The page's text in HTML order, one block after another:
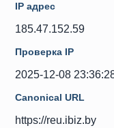
IP адрес
185.47.152.59
Проверка IP
2025-12-08
Canonical URL
https://reu.ibiz.by